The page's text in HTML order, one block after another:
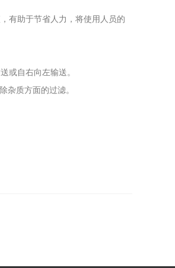
有助于节省人力，将使用人员的
或自右向左输送。
质方面的过滤。